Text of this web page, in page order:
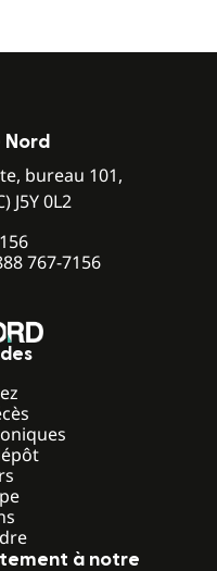
Nord
bureau 101,
J5Y 0L2
767-7156
à notre